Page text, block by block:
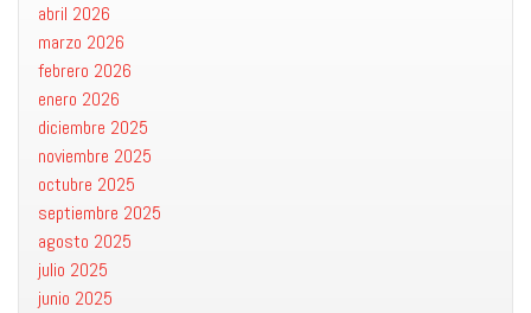
abril 2026
marzo 2026
febrero 2026
enero 2026
diciembre 2025
noviembre 2025
octubre 2025
septiembre 2025
agosto 2025
julio 2025
junio 2025